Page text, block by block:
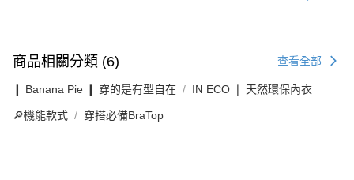
商品相關分類 (6) 查看全部
❙ Banana Pie ❙ 穿的是有型自在 IN ECO ❘ 天然環保內衣
🔎機能款式 穿搭必備BraTop